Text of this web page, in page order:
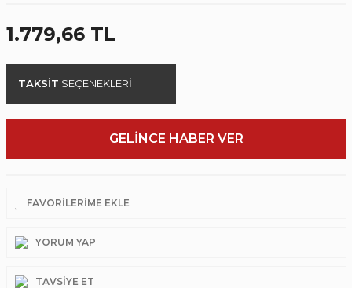
1.779,66 TL
TAKSİT SEÇENEKLERİ
GELİNCE HABER VER
YORUM YAP
TAVSIYE ET